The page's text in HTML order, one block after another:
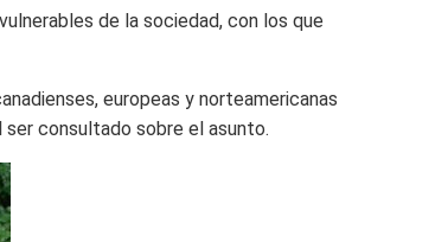
de la sociedad, con los que
europeas y norteamericanas
consultado sobre el asunto.